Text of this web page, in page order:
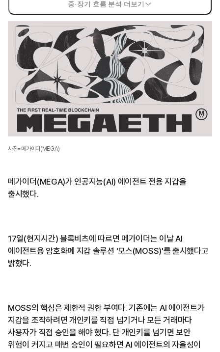
중·장기 흐름 분석 더보기
사진=메가이더(MEGA)
메가이더(MEGA)가 인공지능(AI) 에이전트 전용 지갑을
출시했다.
17일(현지시간) 블록비츠에 따르면 메가이더는 이날 AI
에이전트용 암호화폐 지갑 솔루션 '모스(MOSS)'를 출시했다고
밝혔다.
MOSS의 핵심은 제한적 권한 부여다. 기존에는 AI 에이전트가
지갑을 조작하려면 개인키를 직접 넘기거나 모든 거래마다
사용자가 직접 승인을 해야 했다. 단 개인키를 넘기면 보안
위험이 커지고 매번 승인이 필요하면 AI 에이전트의 자율성이